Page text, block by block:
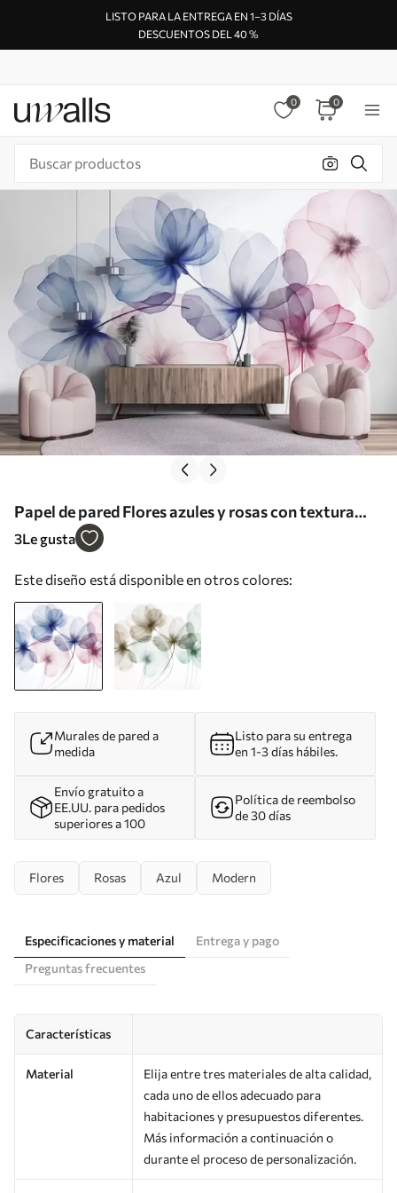
LISTO PARA LA ENTREGA EN 1–3 DÍAS
DESCUENTOS DEL 40 %
0 0
Papel de pared Flores azules y rosas con textura
translúcida sobre un fondo claro, con delicados
3Le gusta
Este diseño está disponible en otros colores:
Murales de pared a
medida
Listo para su entrega
en 1-3 días hábiles.
Envío gratuito a
EE.UU. para pedidos
superiores a 100
Política de reembolso
de 30 días
Flores Rosas Azul Modern
Especificaciones y material
Entrega y pago
Preguntas frecuentes
Características
Material
Elija entre tres materiales de alta calidad,
cada uno de ellos adecuado para
habitaciones y presupuestos diferentes.
Más información a continuación o
durante el proceso de personalización.